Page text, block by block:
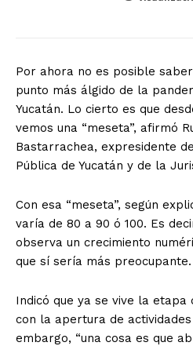
Por ahora no es posible
punto más álgido de la
Yucatán. Lo cierto es que
vemos una “meseta”, afirmó
Bastarrachea, expresidente
Pública de Yucatán y de la
Con esa “meseta”, según
varía de 80 a 90 ó 100. Es
observa un crecimiento
que sí sería más preocupante.
Indicó que ya se vive la etapa
con la apertura de actividades
embargo, “una cosa es que